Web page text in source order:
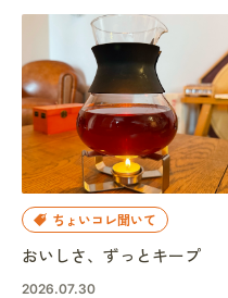
ちょいコレ聞いて
おいしさ、ずっとキープ
2026.07.30